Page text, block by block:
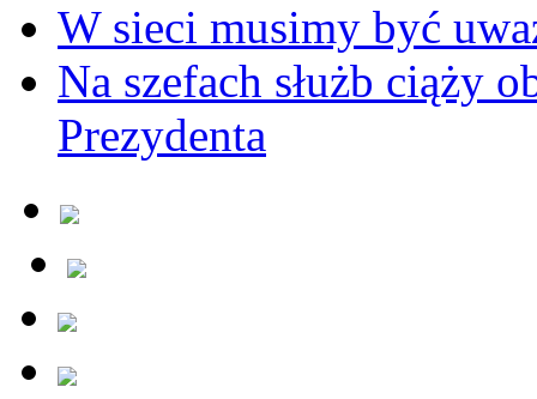
W sieci musimy być
Na szefach służb ciąży
Prezydenta